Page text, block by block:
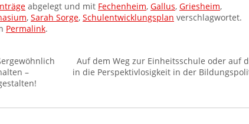
abgelegt und mit Fechenheim, Gallus, Griesheim,
, Sarah Sorge, Schulentwicklungsplan verschlagwortet.
Permalink.
–
Auf dem Weg zur Einheitsschule oder auf
in die Perspektivlosigkeit in der